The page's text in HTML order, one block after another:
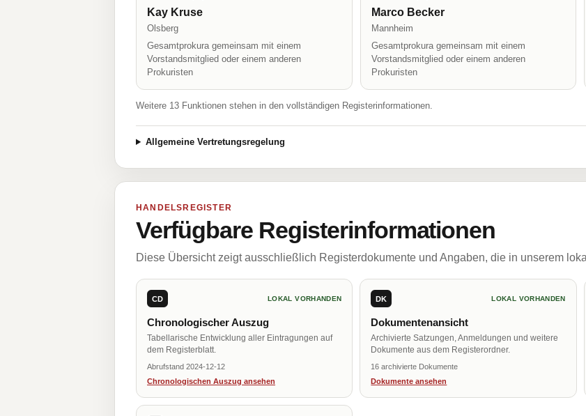
Kay Kruse
Olsberg
Gesamtprokura gemeinsam mit einem
Vorstandsmitglied oder einem anderen
Prokuristen
Marco Becker
Mannheim
Gesamtprokura gemeinsam mit einem
Vorstandsmitglied oder einem anderen
Prokuristen
Weitere 13 Funktionen stehen in den vollständigen Registerinformationen.
Allgemeine Vertretungsregelung
HANDELSREGISTER
Verfügbare Registerinformationen
Diese Übersicht zeigt ausschließlich Registerdokumente und Angaben, die in unserem
CD LOKAL VORHANDEN
Chronologischer Auszug
Tabellarische Entwicklung aller Eintragungen auf
dem Registerblatt.
Abrufstand 2024-12-12
Chronologischen Auszug ansehen
DK LOKAL VORHANDEN
Dokumentenansicht
Archivierte Satzungen, Anmeldungen und weitere
Dokumente aus dem Registerordner.
16 archivierte Dokumente
Dokumente ansehen